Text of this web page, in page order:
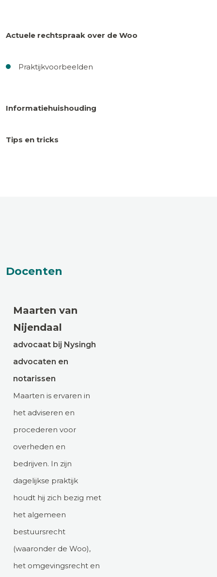
Actuele rechtspraak over de Woo
Praktijkvoorbeelden
Informatiehuishouding
Tips en tricks
Docenten
Maarten van
Nijendaal
advocaat bij Nysingh
advocaten en
notarissen
Maarten is ervaren in
het adviseren en
procederen voor
overheden en
bedrijven. In zijn
dagelijkse praktijk
houdt hij zich bezig met
het algemeen
bestuursrecht
(waaronder de Woo),
het omgevingsrecht en